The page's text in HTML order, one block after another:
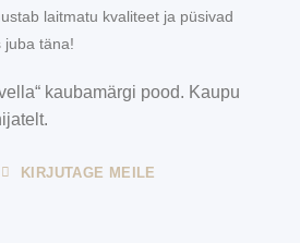
laitmatu kvaliteet ja püsivad
juba täna!
kaubamärgi pood. Kaupu
KIRJUTAGE MEILE